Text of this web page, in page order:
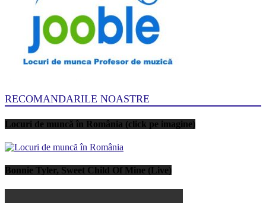
RECOMANDARILE NOASTRE
Locuri de muncă în România (click pe imagine)
Bonnie Tyler, Sweet Child Of Mine (Live)